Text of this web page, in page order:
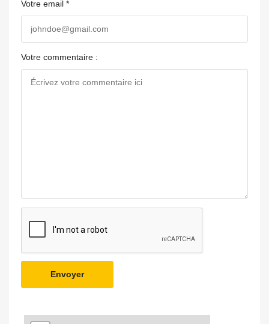
Votre email *
Votre commentaire :
Envoyer